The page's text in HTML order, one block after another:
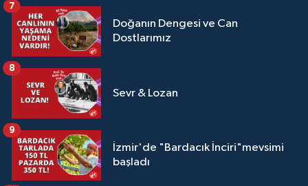
Doğanın Dengesi ve Can
Dostlarımız
7
Sevr & Lozan
8
İzmir'de "Bardacık İnciri"mevsimi
başladı
9